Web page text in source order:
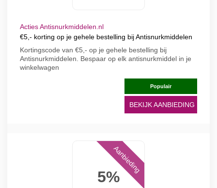
Acties Antisnurkmiddelen.nl
€5,- korting op je gehele bestelling bij Antisnurkmiddelen
Kortingscode van €5,- op je gehele bestelling bij
Antisnurkmiddelen. Bespaar op elk antisnurkmiddel in je
winkelwagen
Populair
BEKIJK AANBIEDING
5%
Aanbieding